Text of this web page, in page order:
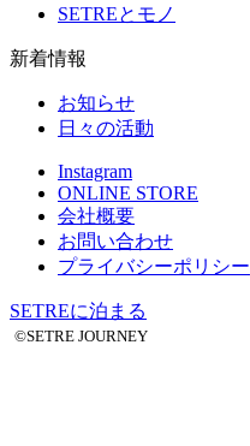
SETREとモノ
新着情報
お知らせ
日々の活動
Instagram
ONLINE STORE
会社概要
お問い合わせ
プライバシーポリシー
SETREに泊まる
©SETRE JOURNEY